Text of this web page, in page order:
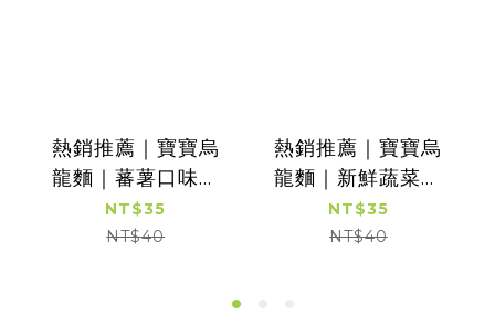
熱銷推薦｜寶寶烏
龍麵｜蕃薯口味｜
適合1歲以上｜1包入
(100g)｜冷凍
NT$35
NT$40
熱銷推薦｜寶寶烏
龍麵｜新鮮蔬菜｜
適合1歲以上｜1包入
(100g)｜冷凍
NT$35
NT$40